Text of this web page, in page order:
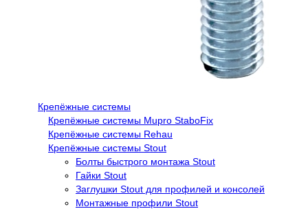
Крепёжные системы
Крепёжные системы Mupro StaboFix
Крепёжные системы Rehau
Крепёжные системы Stout
Болты быстрого монтажа Stout
Гайки Stout
Заглушки Stout для профилей и консолей
Монтажные профили Stout